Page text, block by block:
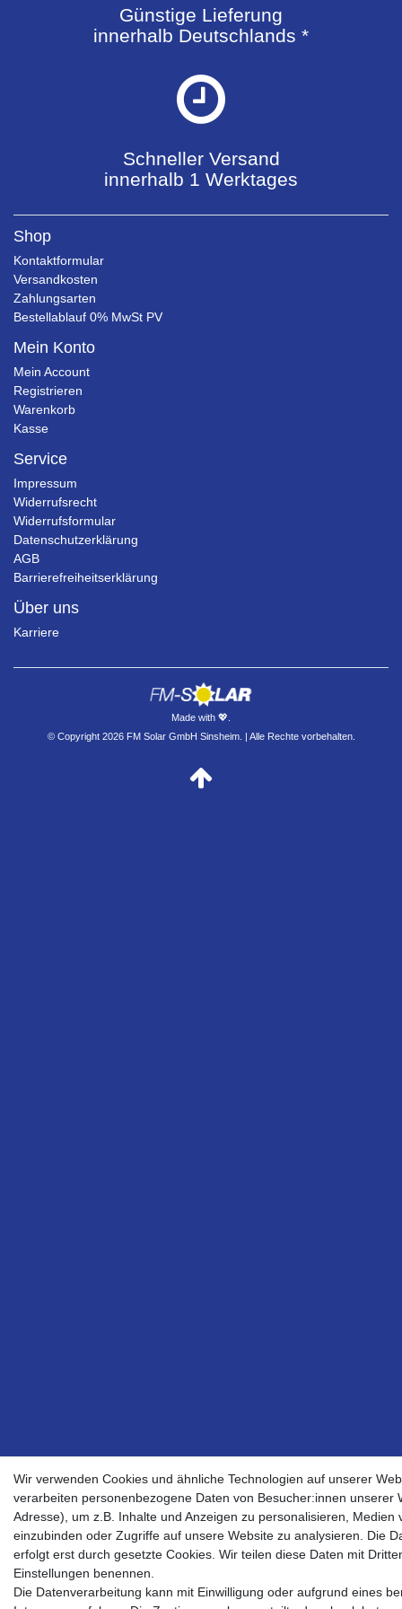
Günstige Lieferung
innerhalb Deutschlands *
Schneller Versand
innerhalb 1 Werktages
Shop
Kontaktformular
Versandkosten
Zahlungsarten
Bestellablauf 0% MwSt PV
Mein Konto
Mein Account
Registrieren
Warenkorb
Kasse
Service
Impressum
Widerrufsrecht
Widerrufsformular
Datenschutzerklärung
AGB
Barrierefreiheitserklärung
Über uns
Karriere
Made with 💖.
© Copyright 2026 FM Solar GmbH Sinsheim. | Alle Rechte vorbehalten.
Wir verwenden Cookies und ähnliche Technologien auf unserer
verarbeiten personenbezogene Daten von Besucher:innen unserer
Adresse), um z.B. Inhalte und Anzeigen zu personalisieren, Medien
einzubinden oder Zugriffe auf unsere Website zu analysieren. Die
erfolgt erst durch gesetzte Cookies. Wir teilen diese Daten mit
Einstellungen benennen.
Die Datenverarbeitung kann mit Einwilligung oder aufgrund eines